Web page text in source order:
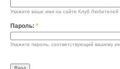
Укажите ваше имя на сайте Клуб Любителей
Пароль: *
Укажите пароль, соответствующий вашему